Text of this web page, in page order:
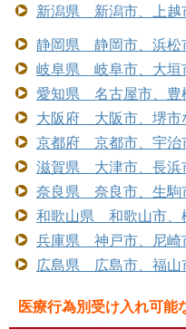
新潟県 新潟市、上越
静岡県 静岡市、浜松
岐阜県 岐阜市、大垣
愛知県 名古屋市、豊
大阪府 大阪市、堺市
京都府 京都市、宇治
滋賀県 大津市、長浜
奈良県 奈良市、生駒
和歌山県 和歌山市、
兵庫県 神戸市、尼崎
広島県 広島市、福山
医療行為別受け入れ可能